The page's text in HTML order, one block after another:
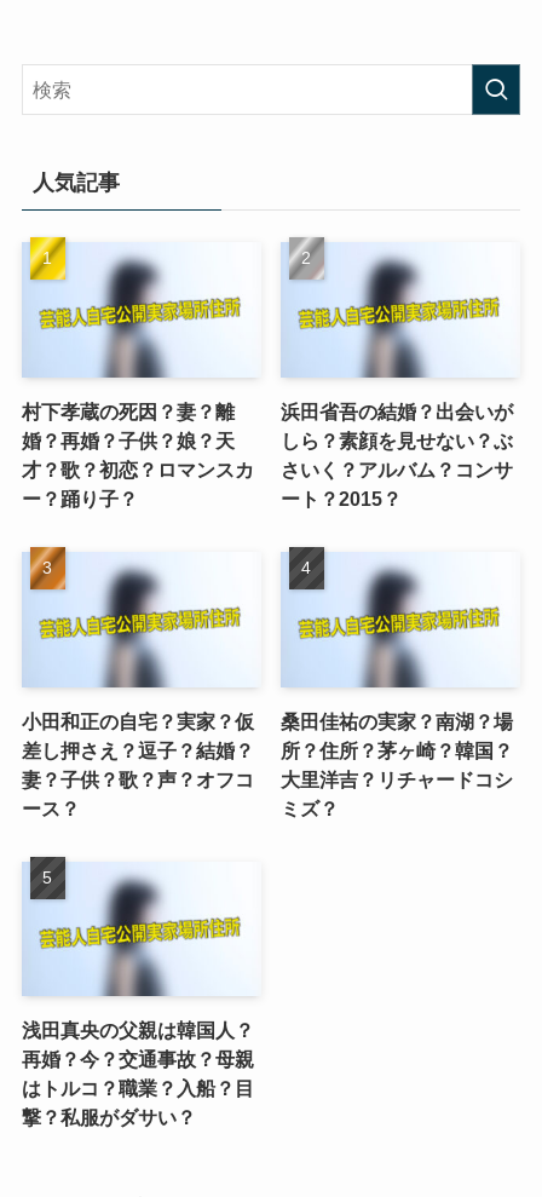
人気記事
村下孝蔵の死因？妻？離
婚？再婚？子供？娘？天
才？歌？初恋？ロマンスカ
ー？踊り子？
浜田省吾の結婚？出会いが
しら？素顔を見せない？ぶ
さいく？アルバム？コンサ
ート？2015？
小田和正の自宅？実家？仮
差し押さえ？逗子？結婚？
妻？子供？歌？声？オフコ
ース？
桑田佳祐の実家？南湖？場
所？住所？茅ヶ崎？韓国？
大里洋吉？リチャードコシ
ミズ？
浅田真央の父親は韓国人？
再婚？今？交通事故？母親
はトルコ？職業？入船？目
撃？私服がダサい？